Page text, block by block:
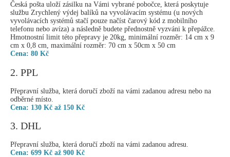
Česká pošta uloží zásilku na Vámi vybrané pobočce, která poskytuje
službu Zrychlený výdej balíků na vyvolávacím systému (u nových
vyvolávacích systémů stačí pouze načíst čarový kód z mobilního
telefonu nebo avíza) a následně budete přednostně vyzváni k přepážce.
Hmotnostní limit této přepravy je 20kg, minimální rozměr: 14 cm x 9
cm x 0,8 cm, maximální rozměr: 70 cm x 50cm x 50 cm
Cena: 80 Kč
2. PPL
Přepravní služba, která doručí zboží na vámi zadanou adresu nebo na
odběrné místo.
Cena: 130 Kč až 150 Kč
3. DHL
Přepravní služba, která doručí zboží na vámi zadanou adresu.
Cena: 699 Kč až 900 Kč